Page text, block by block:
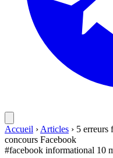
Accueil › Articles › 5 erreurs
concours Facebook
#facebook informational 10